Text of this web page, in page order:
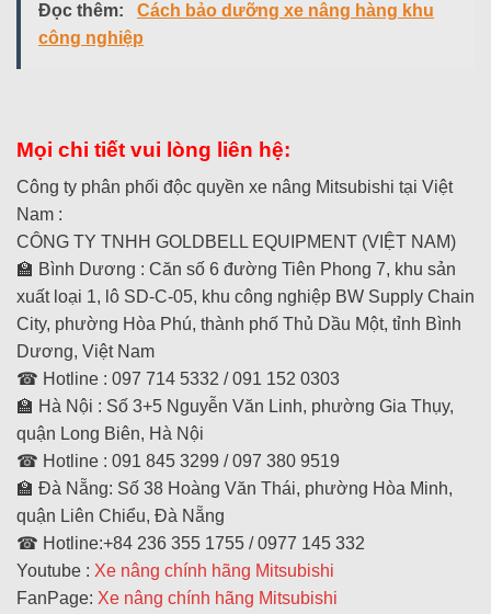
Đọc thêm:
Cách bảo dưỡng xe nâng hàng khu
công nghiệp
Mọi chi tiết vui lòng liên hệ:
Công ty phân phối độc quyền xe nâng Mitsubishi tại Việt
Nam :
CÔNG TY TNHH GOLDBELL EQUIPMENT (VIỆT NAM)
🏫 Bình Dương : Căn số 6 đường Tiên Phong 7, khu sản
xuất loại 1, lô SD-C-05, khu công nghiệp BW Supply Chain
City, phường Hòa Phú, thành phố Thủ Dầu Một, tỉnh Bình
Dương, Việt Nam
☎ Hotline : 097 714 5332 / 091 152 0303
🏫 Hà Nội : Số 3+5 Nguyễn Văn Linh, phường Gia Thụy,
quận Long Biên, Hà Nội
☎ Hotline : 091 845 3299 / 097 380 9519
🏫 Đà Nẵng: Số 38 Hoàng Văn Thái, phường Hòa Minh,
quận Liên Chiểu, Đà Nẵng
☎ Hotline:+84 236 355 1755 / 0977 145 332
Youtube : Xe nâng chính hãng Mitsubishi
FanPage: Xe nâng chính hãng Mitsubishi